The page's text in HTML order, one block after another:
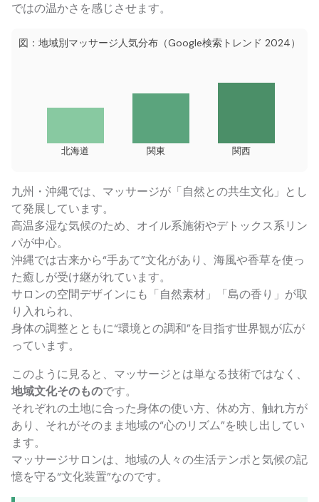
ではの温かさを感じさせます。
図：地域別マッサージ人気分布（Google検索トレンド 2024）
北海道 関東 関西
九州・沖縄では、マッサージが「自然との共生文化」とし
て発展しています。
高温多湿な気候のため、オイル系施術やデトックス系リン
パが中心。
沖縄では古来から“手あて”文化があり、海風や香草を使っ
た癒しが受け継がれています。
サロンの空間デザインにも「自然素材」「島の香り」が取
り入れられ、
身体の調整とともに“環境との調和”を目指す世界観が広が
っています。
このように見ると、マッサージとは単なる技術ではなく、
地域文化そのものです。
それぞれの土地に合った身体の使い方、休め方、触れ方が
あり、それがそのまま地域の“心のリズム”を映し出してい
ます。
マッサージサロンは、地域の人々の生活テンポと気候の記
憶を守る“文化装置”なのです。